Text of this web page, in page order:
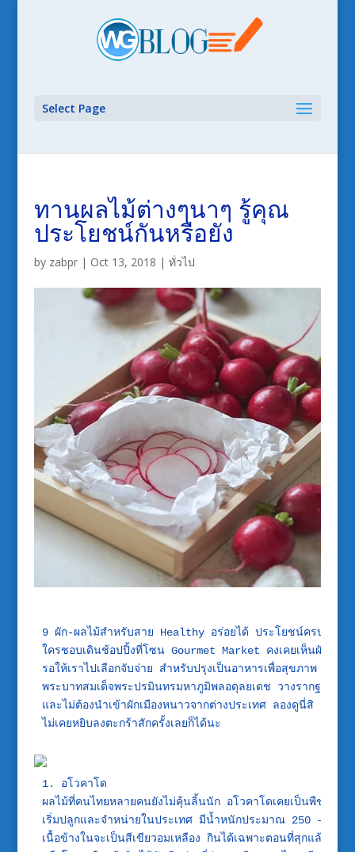
Select Page
ทานผลไม้ต่างๆนาๆ รู้คุณ
ประโยชน์กันหรือยัง
by zabpr| Oct 13, 2018 | ทั่วไป
9 ผัก-ผลไม้สำหรับสาย Healthy อร่อยได้ ประโยชน์ครบที่
ใครชอบเดินช้อปปิ้งที่โซน Gourmet Market คงเคยเห็นผักแล
รอให้เราไปเลือกจับจ่าย สำหรับปรุงเป็นอาหารเพื่อสุขภาพ ซึ่ง
พระบาทสมเด็จพระปรมินทรมหาภูมิพลอดุลยเดช วางรากฐานไว้
และไม่ต้องนำเข้าผักเมืองหนาวจากต่างประเทศ ลองดูนี่สิ อาจมี
1. อโวคาโด
ผลไม้ที่คนไทยหลายคนยังไม่คุ้นลิ้นนัก อโวคาโดเคยเป็นพืชเมือ
เริ่มปลูกและจำหน่ายในประเทศ มีน้ำหนักประมาณ 250 –
เนื้อข้างในจะเป็นสีเขียวอมเหลือง กินได้เฉพาะตอนที่สุกแล้วเ